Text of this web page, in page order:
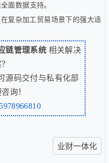
面数据支持。
复杂加工贸易场景下的强大适
链管理系统 相关解决
源码交付与私有化部
询！
业财一体化